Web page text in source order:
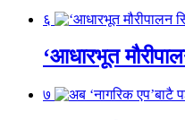
६
‘आधारभूत
७